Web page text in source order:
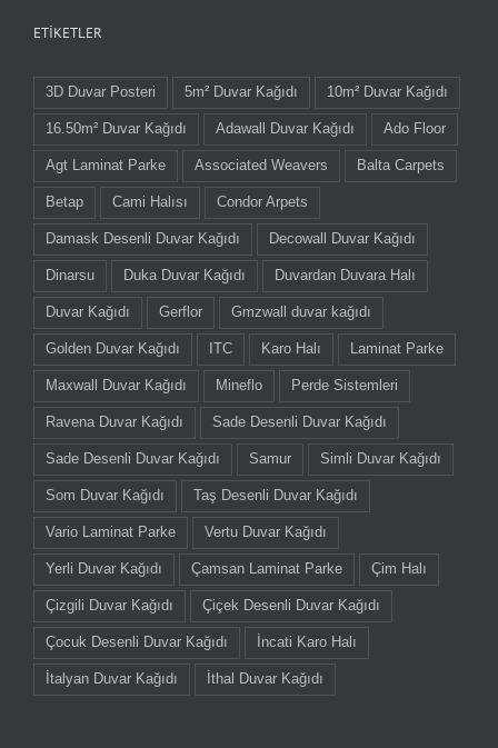
ETIKETLER
3D Duvar Posteri 5m² Duvar Kağıdı 10m² Duvar Kağıdı
16.50m² Duvar Kağıdı Adawall Duvar Kağıdı Ado Floor
Agt Laminat Parke Associated Weavers Balta Carpets
Betap Cami Halısı Condor Arpets
Damask Desenli Duvar Kağıdı Decowall Duvar Kağıdı
Dinarsu Duka Duvar Kağıdı Duvardan Duvara Halı
Duvar Kağıdı Gerflor Gmzwall duvar kağıdı
Golden Duvar Kağıdı ITC Karo Halı Laminat Parke
Maxwall Duvar Kağıdı Mineflo Perde Sistemleri
Ravena Duvar Kağıdı Sade Desenli Duvar Kağıdı
Sade Desenli Duvar Kağıdı Samur Simli Duvar Kağıdı
Som Duvar Kağıdı Taş Desenli Duvar Kağıdı
Vario Laminat Parke Vertu Duvar Kağıdı
Yerli Duvar Kağıdı Çamsan Laminat Parke Çim Halı
Çizgili Duvar Kağıdı Çiçek Desenli Duvar Kağıdı
Çocuk Desenli Duvar Kağıdı İncati Karo Halı
İtalyan Duvar Kağıdı İthal Duvar Kağıdı